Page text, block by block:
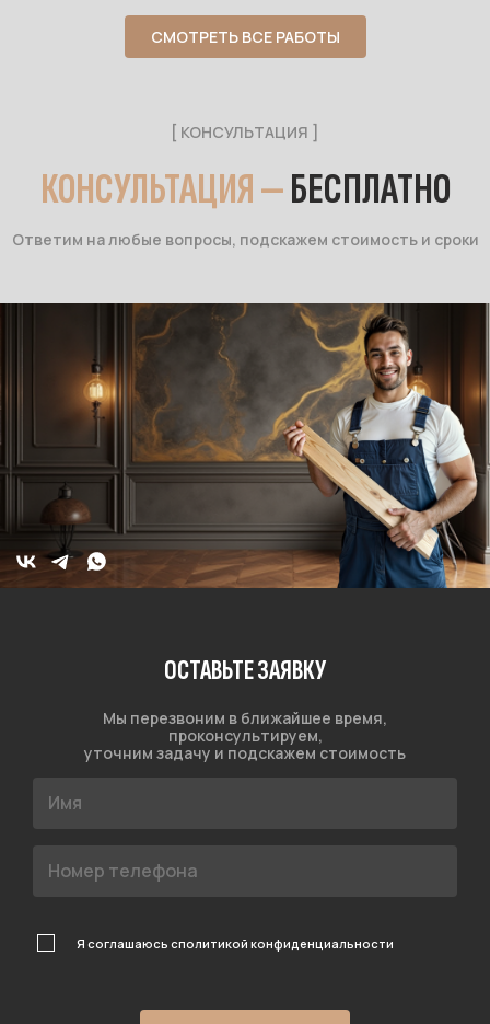
СМОТРЕТЬ ВСЕ РАБОТЫ
[ КОНСУЛЬТАЦИЯ ]
КОНСУЛЬТАЦИЯ —БЕСПЛАТНО
Ответим на любые вопросы, подскажем стоимость и сроки
ОСТАВЬТЕ ЗАЯВКУ
Мы перезвоним в ближайшее время,
проконсультируем,
уточним задачу и подскажем стоимость
Я соглашаюсь сполитикой конфиденциальности